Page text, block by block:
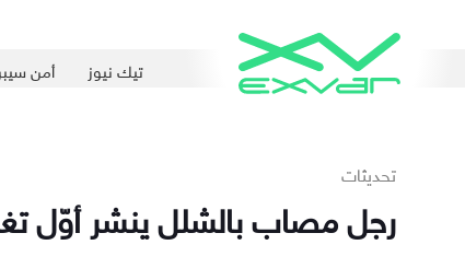
تيك نيوز أمن
تحديثات
رجل مصاب بالشلل ينشر أوّل